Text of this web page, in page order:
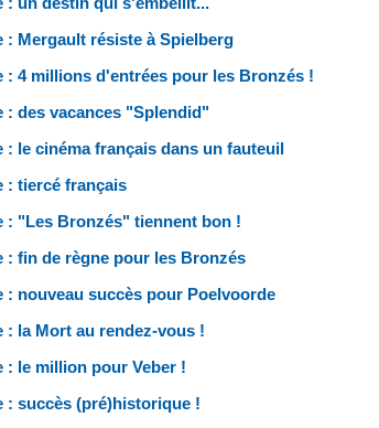
: Mergault résiste à Spielberg
: 4 millions d'entrées pour les Bronzés !
: des vacances "Splendid"
: le cinéma français dans un fauteuil
: tiercé français
: "Les Bronzés" tiennent bon !
: fin de règne pour les Bronzés
: nouveau succès pour Poelvoorde
: la Mort au rendez-vous !
: le million pour Veber !
: succès (pré)historique !